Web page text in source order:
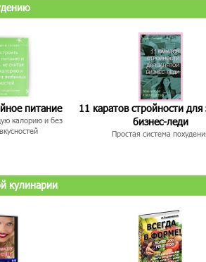
питание
калорию и без
11 каратов стройности для
бизнес-леди
Простая система
кулинарии